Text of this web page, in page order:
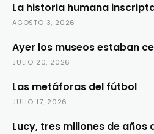
La historia humana
AGOSTO 3, 2026
Ayer los museos estaban
JULIO 20, 2026
Las metáforas del fútbol
JULIO 17, 2026
Lucy, tres millones de años